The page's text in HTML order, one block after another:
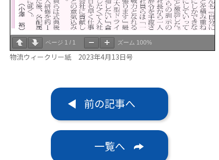
ページ 1 / 1 ズーム 100%
物流ウィークリー紙 2023年4月13日号
前の記事へ
一覧へ